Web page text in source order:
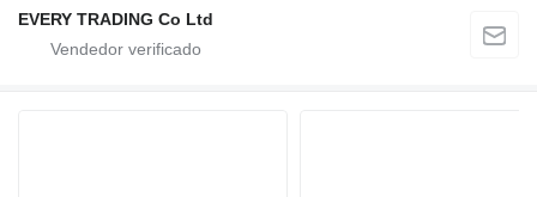
EVERY TRADING Co Ltd